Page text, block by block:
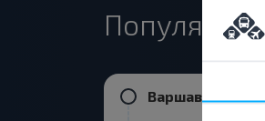
Варшава